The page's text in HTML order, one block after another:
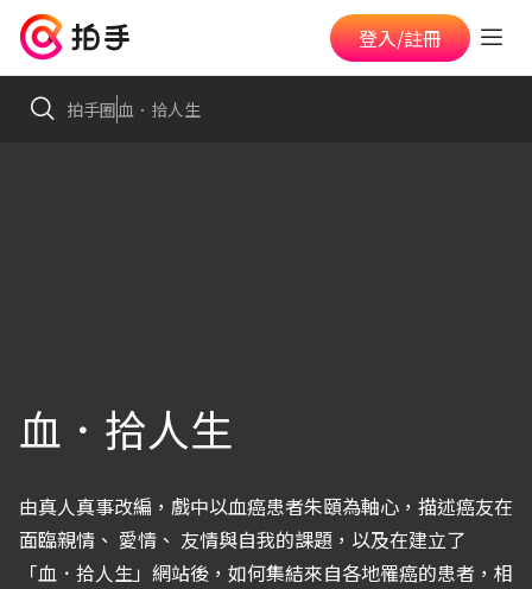
登入/註冊
拍手圈血．拾人生
血．拾人生
由真人真事改編，戲中以血癌患者朱頤為軸心，描述癌友在
面臨親情、 愛情、 友情與自我的課題，以及在建立了
「血．拾人生」網站後，如何集結來自各地罹癌的患者，相